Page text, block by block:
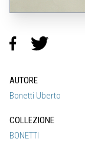
AUTORE
Bonetti Uberto
COLLEZIONE
BONETTI